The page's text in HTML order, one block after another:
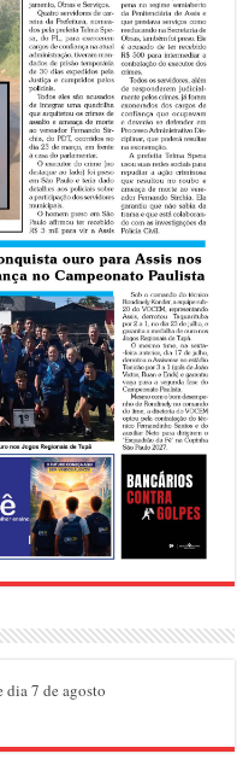
dia 7 de agosto